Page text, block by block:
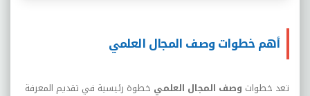
أهم خطوات وصف المجال العلمي
تعد خطوات وصف المجال العلمي خطوة رئيسية في تقديم المعرفة